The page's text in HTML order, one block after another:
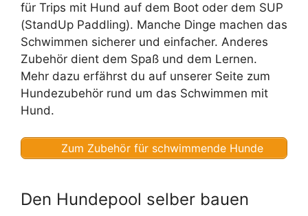
für Trips mit Hund auf dem Boot oder dem SUP
(StandUp Paddling). Manche Dinge machen das
Schwimmen sicherer und einfacher. Anderes
Zubehör dient dem Spaß und dem Lernen.
Mehr dazu erfährst du auf unserer Seite zum
Hundezubehör rund um das Schwimmen mit
Hund.
Zum Zubehör für schwimmende Hunde
Den Hundepool selber bauen